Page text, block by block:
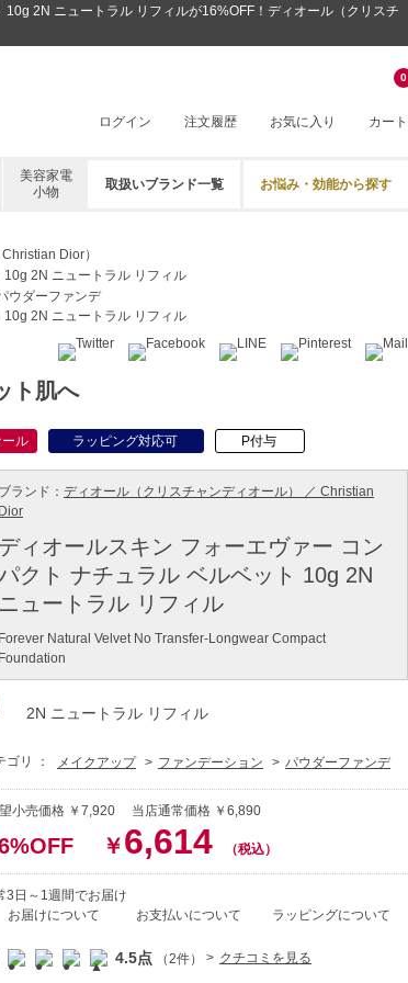
2N ニュートラル リフィルが16%OFF！ディオール（クリスチ
ログイン 注文履歴 お気に入り カート
0
美容家電
小物
取扱いブランド一覧 お悩み・効能から探す
Dior）
2N ニュートラル リフィル
ウダーファンデ
2N ニュートラル リフィル
ト肌へ
ル ラッピング対応可 P付与
ブランド： ディオール（クリスチャンディオール） ／ Christian
Dior
ディオールスキン フォーエヴァー コン
クト ナチュラル ベルベット 10g 2N
ニュートラル リフィル
Forever Natural Velvet No Transfer-Longwear Compact
Foundation
2N ニュートラル リフィル
ゴリ ： メイクアップ ファンデーション パウダーファンデ
小売価格 ￥7,920 当店通常価格 ￥6,890
￥6,614 （税込）
3日～1週間でお届け
お届けについて
お支払いについて ラッピングについて
4.5点 （2件） クチコミを見る